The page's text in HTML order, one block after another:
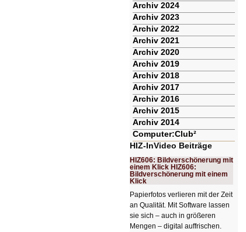
Archiv 2024
Archiv 2023
Archiv 2022
Archiv 2021
Archiv 2020
Archiv 2019
Archiv 2018
Archiv 2017
Archiv 2016
Archiv 2015
Archiv 2014
Computer:Club²
HIZ-InVideo Beiträge
HIZ606: Bildverschönerung mit
einem Klick HIZ606:
Bildverschönerung mit einem
Klick
Papierfotos verlieren mit der Zeit
an Qualität. Mit Software lassen
sie sich – auch in größeren
Mengen – digital auffrischen.